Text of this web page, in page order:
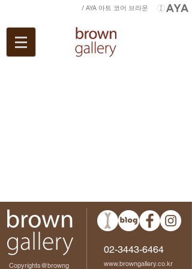
/ AYA 아트 코어 브라운
02-3443-6464
www.browngallery.co.kr
Copyrights@browng